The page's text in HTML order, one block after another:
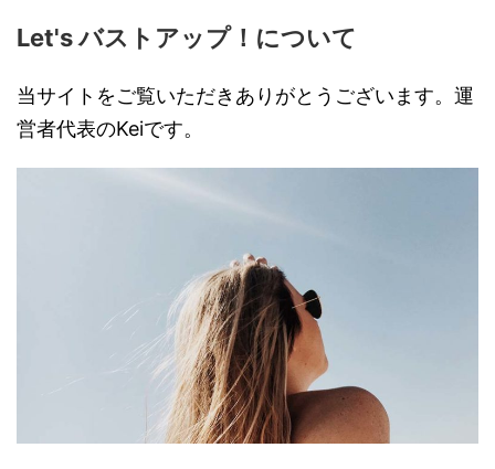
Let's バストアップ！について
当サイトをご覧いただきありがとうございます。運
営者代表のKeiです。